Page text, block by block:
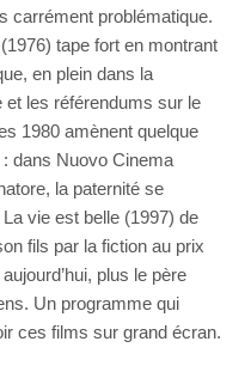
carrément problématique.
tape fort en montrant
en plein dans la
et les référendums sur le
1980 amènent quelque
dans Nuovo Cinema
la paternité se
vie est belle (1997) de
fils par la fiction au prix
plus le père
Un programme qui
ces films sur grand écran.